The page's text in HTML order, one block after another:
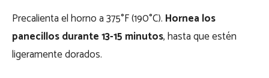
Precalienta el horno a 375°F (190°C). Hornea los
panecillos durante 13-15 minutos, hasta que estén
ligeramente dorados.